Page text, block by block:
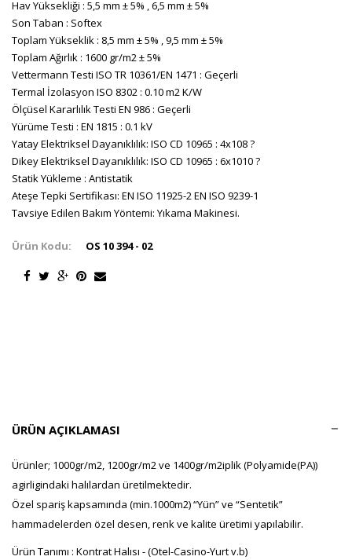
Hav Yüksekliği : 5,5 mm ± 5% , 6,5 mm ± 5%
Son Taban : Softex
Toplam Yükseklik : 8,5 mm ± 5% , 9,5 mm ± 5%
Toplam Ağırlık : 1600 gr/m2 ± 5%
Vettermann Testi ISO TR 10361/EN 1471 : Geçerli
Termal İzolasyon ISO 8302 : 0.10 m2 K/W
Ölçüsel Kararlılık Testi EN 986 : Geçerli
Yürüme Testi : EN 1815 : 0.1 kV
Yatay Elektriksel Dayanıklılık: ISO CD 10965 : 4x108 ?
Dikey Elektriksel Dayanıklılık: ISO CD 10965 : 6x1010 ?
Statik Yükleme : Antistatik
Ateşe Tepki Sertifikası: EN ISO 11925-2 EN ISO 9239-1
Tavsiye Edilen Bakım Yöntemi: Yıkama Makinesi.
Ürün Kodu: OS 10 394 - 02
ÜRÜN AÇIKLAMASI
Ürünler; 1000gr/m2, 1200gr/m2 ve 1400gr/m2iplik (Polyamide(PA))
agirligindaki halılardan üretilmektedir.
Özel spariş kapsamında (min.1000m2) “Yün” ve “Sentetik”
hammadelerden özel desen, renk ve kalite üretimi yapılabilir.
Ürün Tanımı : Kontrat Halısı - (Otel-Casino-Yurt v.b)